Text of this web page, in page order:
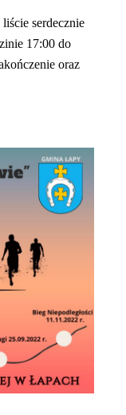
serdecznie
17:00 do
oraz